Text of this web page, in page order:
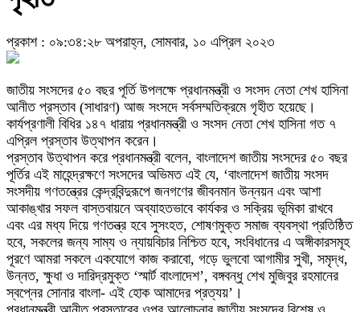
প্রকাশ : ০৯:৩৪:২৮ অপরাহ্ন, সোমবার, ১০ এপ্রিল ২০২৩
জাতীয় সংসদের ৫০ বছর পূর্তি উপলক্ষে প্রধানমন্ত্রী ও সংসদ নেতা শেখ হাসিনা
আনীত প্রস্তাব (সাধারণ) আজ সংসদে সর্বসম্মতিক্রমে গৃহীত হয়েছে।
কার্যপ্রণালী বিধির ১৪৭ ধারায় প্রধানমন্ত্রী ও সংসদ নেতা শেখ হাসিনা গত ৭
এপ্রিল প্রস্তাব উত্থাপন করেন।
প্রস্তাব উত্থাপন করে প্রধানমন্ত্রী বলেন, বাংলাদেশ জাতীয় সংসদের ৫০ বছর
পূর্তির এই মাহেন্দ্রক্ষণে সংসদের অভিমত এই যে, ‘বাংলাদেশ জাতীয় সংসদ
সংসদীয় গণতন্ত্রের কেন্দ্রবিন্দুরূপে জনগণের জীবনমান উন্নয়ন এবং আশা
আকাঙ্খার সফল বাস্তবায়নে অব্যাহতভাবে কার্যকর ও সক্রিয় ভূমিকা রাখবে
এবং এর মধ্য দিয়ে গণতন্ত্র হবে সুসংহত, শোষণমুক্ত সমাজ ব্যবস্থা প্রতিষ্ঠিত
হবে, সকলের জন্য সাম্য ও ন্যায়বিচার নিশ্চিত হবে, সংবিধানের এ অঙ্গীকারসমূহ
পূরণে আমরা সকলে একযোগে কাজ করাবো, গড়ে ভুলবো আগামীর সুখী, সমৃদ্ধ,
উন্নত, ক্ষুধা ও দারিদ্রমুক্ত ‘স্মার্ট বাংলাদেশ’, বঙ্গবন্ধু শেখ মুজিবুর রহমানের
স্বপ্নের সোনার বাংলা- এই হোক আমাদের প্রত্যয়’।